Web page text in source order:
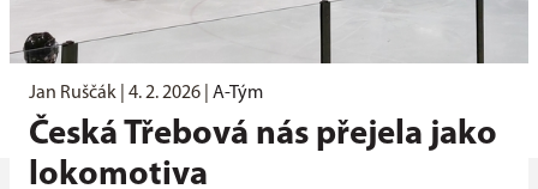
Jan Ruščák | 4. 2. 2026 A-Tým
Česká Třebová nás přejela jako
lokomotiva